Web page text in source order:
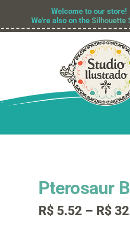
Welcome to our store!
We're also on theSilhouette
Pterosaur
R$5.52 – R$